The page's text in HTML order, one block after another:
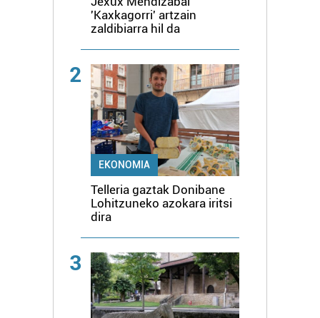
'Kaxkagorri' artzain
zaldibiarra hil da
2
EKONOMIA
Telleria gaztak Donibane
Lohitzuneko azokara iritsi
dira
3